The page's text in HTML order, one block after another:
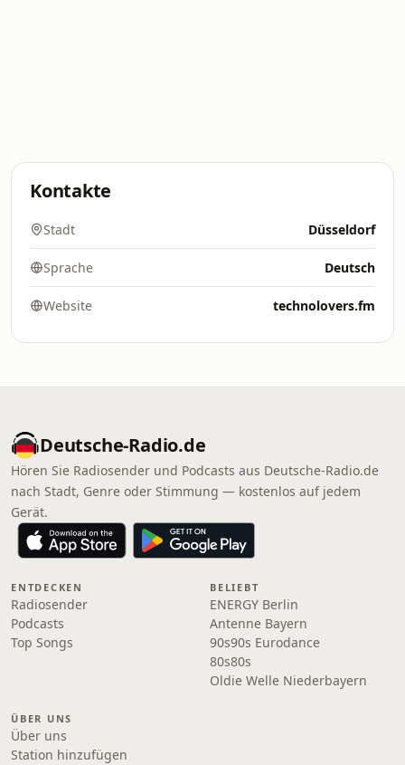
Kontakte
Stadt Düsseldorf
Sprache Deutsch
Website technolovers.fm
Deutsche-Radio.de
Hören Sie Radiosender und Podcasts aus Deutsche-Radio.de
nach Stadt, Genre oder Stimmung — kostenlos auf jedem
Gerät.
ENTDECKEN
Radiosender
Podcasts
Top Songs
BELIEBT
ENERGY Berlin
Antenne Bayern
90s90s Eurodance
80s80s
Oldie Welle Niederbayern
ÜBER UNS
Über uns
Station hinzufügen